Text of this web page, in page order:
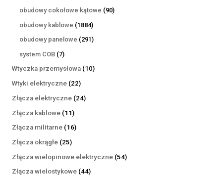
produkty
obudowy cokołowe kątowe 9090
obudowy kablowe 18841884
produkty
obudowy panelowe 291291
system COB 77
produktów
Wtyczka przemysłowa 1010
Wtyki elektryczne 2222
produkty
Złącza elektryczne 2424
Złącza kablowe 1111
produktów
Złącza militarne 1616
Złącza okrągłe 2525
produktów
Złącza wielopinowe elektryczne 5454
Złącza wielostykowe 4444